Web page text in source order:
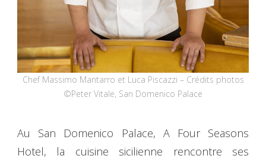
Chef Massimo Mantarro et Luca Piscazzi – Crédits photos
©Peter Vitale, San Domenico Palace
Au San Domenico Palace, A Four Seasons
Hotel, la cuisine sicilienne rencontre ses